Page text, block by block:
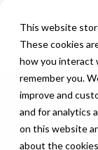
This website
These cookies
how you interact
remember you.
improve and
and for analytics
on this website
about the